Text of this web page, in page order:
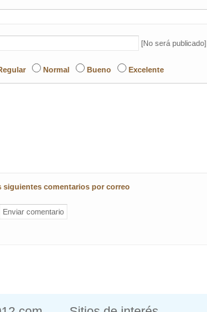
[No será publicado]
Normal Bueno Excelente
siguientes comentarios por correo